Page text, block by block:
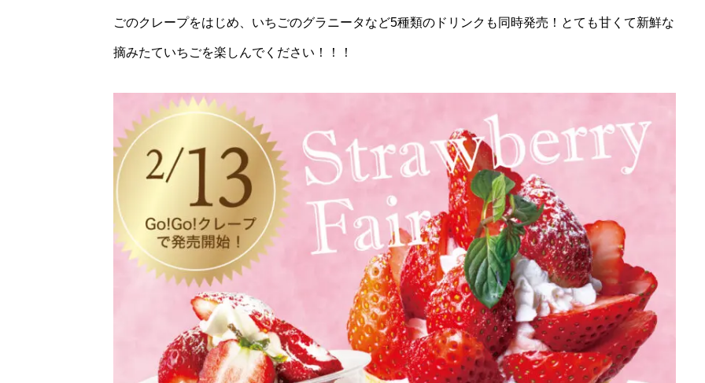
ごのクレープをはじめ、いちごのグラニータなど5種類のドリンクも同時発売！とても甘くて新鮮な
摘みたていちごを楽しんでください！！！